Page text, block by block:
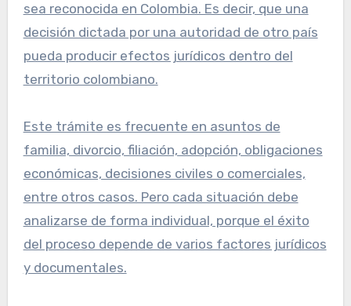
sea reconocida en Colombia. Es decir, que una
decisión dictada por una autoridad de otro país
pueda producir efectos jurídicos dentro del
territorio colombiano.
Este trámite es frecuente en asuntos de
familia, divorcio, filiación, adopción, obligaciones
económicas, decisiones civiles o comerciales,
entre otros casos. Pero cada situación debe
analizarse de forma individual, porque el éxito
del proceso depende de varios factores jurídicos
y documentales.